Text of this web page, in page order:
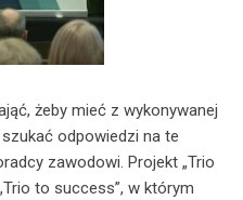
żeby mieć z wykonywanej
odpowiedzi na te
zawodowi. Projekt „Trio
to success”, w którym